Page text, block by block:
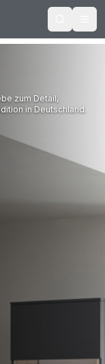
zum Detail,
in Deutschland.